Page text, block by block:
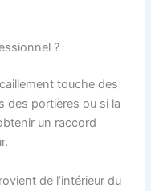
?
touche des
des portières ou si la
un raccord
de l’intérieur du